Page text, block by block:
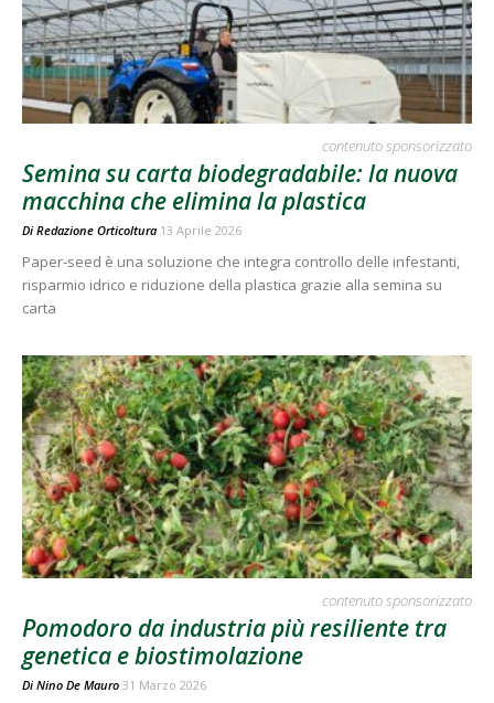
contenuto sponsorizzato
Semina su carta biodegradabile: la nuova
macchina che elimina la plastica
Di Redazione Orticoltura 13 Aprile 2026
Paper-seed è una soluzione che integra controllo delle infestanti,
risparmio idrico e riduzione della plastica grazie alla semina su
carta
contenuto sponsorizzato
Pomodoro da industria più resiliente tra
genetica e biostimolazione
Di Nino De Mauro 31 Marzo 2026